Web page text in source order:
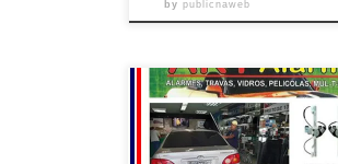
bypublicnaweb
Toyota, todos os modelos ,
na Asa Norte – Brasília/DF